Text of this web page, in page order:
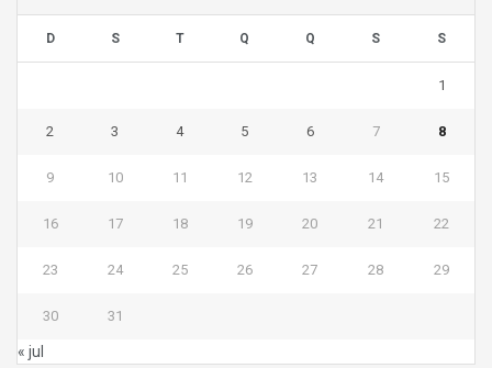
D S T Q Q S S
1
2 3 4 5 6 7 8
9 10 11 12 13 14 15
16 17 18 19 20 21 22
23 24 25 26 27 28 29
30 31
« jul